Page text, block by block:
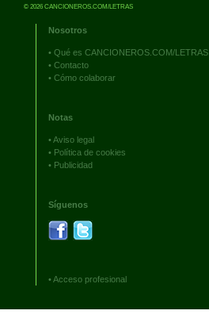
© 2026 CANCIONEROS.COM/LETRAS
Nosotros
• Qué es CANCIONEROS.COM/LETRAS
• Contacto
• Cómo colaborar
Notas
•Aviso legal
• Política de cookies
• Publicidad
Síguenos
•Acceso profesional